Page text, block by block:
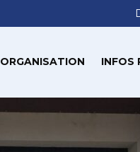
ORGANISATION INFOS